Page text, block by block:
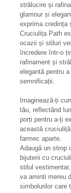
strălucire și
glamour și
exprima credința
Cruciulița Path
ocazii și stiluri
încredere într-o
rafinament și
elegantă pentru
semnificații.
Imaginează-ți
tău, reflectând
porți pentru a-ți
această
farmec aparte.
Adaugă un strop
bijuterii cu
stilul
va aminti mereu
simbolurilor care